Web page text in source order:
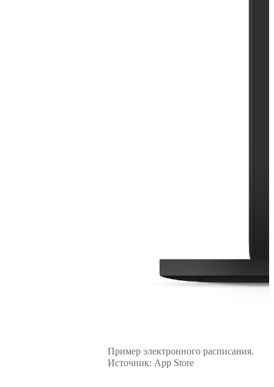
Пример электронного расписания.
Источник: App Store